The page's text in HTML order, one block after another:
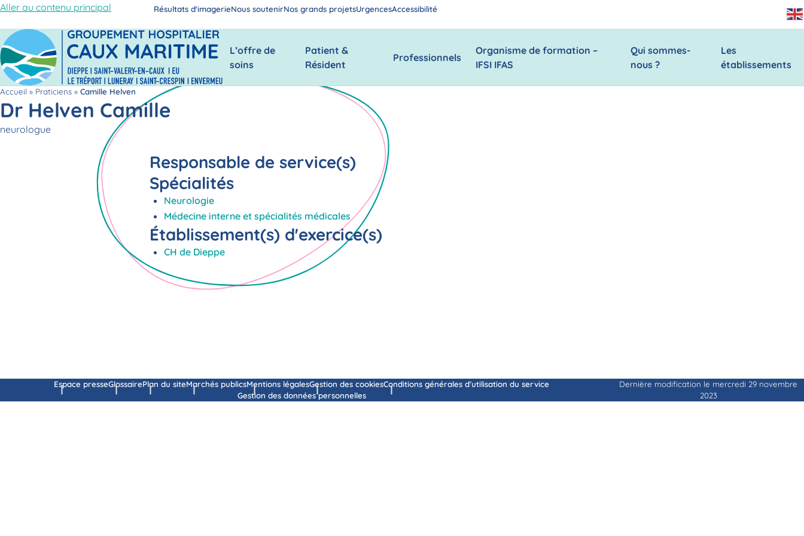
Aller au contenu principal Résultats d'imagerieNous soutenirNos grands projetsUrgencesAccessibilité
L’offre de
soins
Patient &
Résident
Professionnels
Organisme de formation –
IFSI IFAS
Qui sommes-
nous ?
Les
établissements
Accueil » Praticiens » Camille Helven
Dr Helven Camille
Fonction
neurologue
Responsable de service(s)
Spécialités
Neurologie
Médecine interne et spécialités médicales
Établissement(s) d'exercice(s)
CH de Dieppe
Espace presseGlossairePlan du siteMarchés publicsMentions légalesGestion des cookiesConditions générales d’utilisation du service
Gestion des données personnelles
Dernière modification le mercredi 29 novembre
2023